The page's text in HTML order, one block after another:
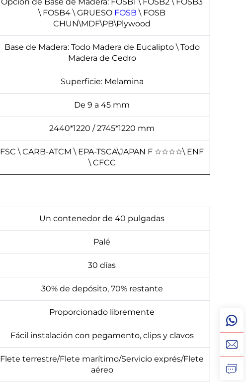
\ FOSB4 \ GRUESO FOSB\ FOSB
CHUN\MDF\PB\Plywood
Base de Madera: Todo Madera de Eucalipto \ Todo
Madera de Cedro
Superficie: Melamina
De 9 a 45 mm
2440*1220 / 2745*1220 mm
FSC \ CARB-ATCM \ EPA-TSCA\JAPAN F ☆☆☆☆\ ENF
\ CFCC
Un contenedor de 40 pulgadas
Palé
30 días
30% de depósito, 70% restante
Proporcionado libremente
Fácil instalación con pegamento, clips y clavos
Flete terrestre/Flete marítimo/Servicio exprés/Flete
aéreo